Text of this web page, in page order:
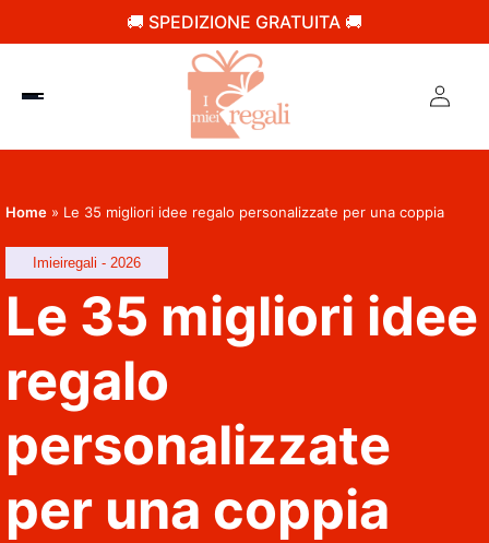
🚚 SPEDIZIONE GRATUITA 🚚
Home » Le 35 migliori idee regalo personalizzate per una coppia
Imieiregali - 2026
Le 35 migliori idee
regalo
personalizzate
per una coppia